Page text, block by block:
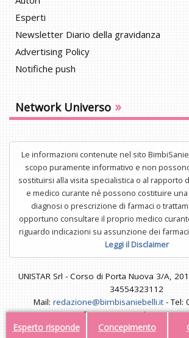
Esperto risponde Concepimento
Esperti
Newsletter Diario della gravidanza
Advertising Policy
Notifiche push
Network Universo »
Le informazioni contenute nel sito
scopo puramente informativo e non
sostituirsi alla visita specialistica o al rapporto
e medico curante né possono costituire
diagnosi o prescrizione di farmaci o
opportuno consultare il proprio medico
riguardo indicazioni su assunzione dei
Leggi il Disclaimer
UNISTAR Srl - Corso di Porta Nuova 3/A,
34554323112
Mail: redazione@bimbisaniebelli.it- Tel:
© 2026 - Tutti i diritti